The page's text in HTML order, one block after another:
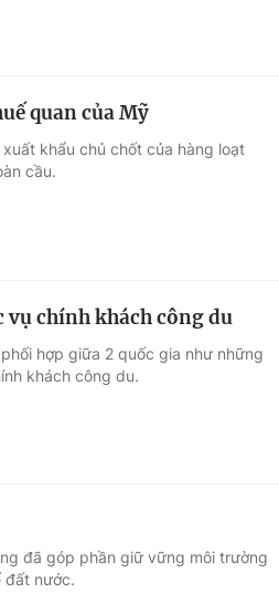
quan của Mỹ
khẩu chủ chốt của hàng loạt
cầu.
chính khách công du
hợp giữa 2 quốc gia như những
khách công du.
đã góp phần giữ vững môi trường
đất nước.